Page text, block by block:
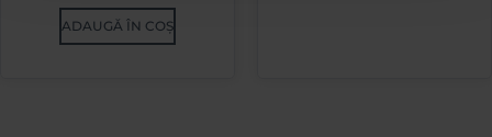
ADAUGĂ ÎN COȘ